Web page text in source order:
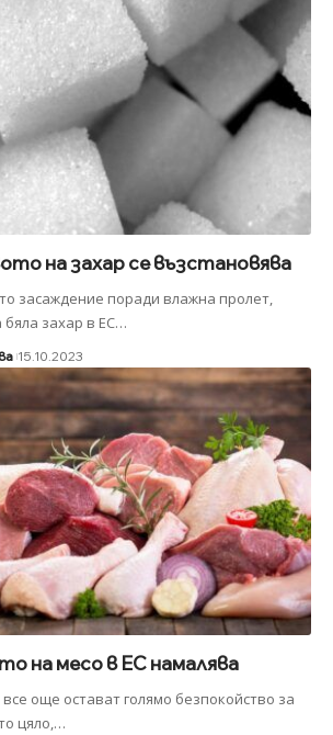
на захар се възстановява
засаждение поради влажна пролет,
захар в ЕС…
15.10.2023
на месо в ЕС намалява
още остават голямо безпокойство за
цяло,…